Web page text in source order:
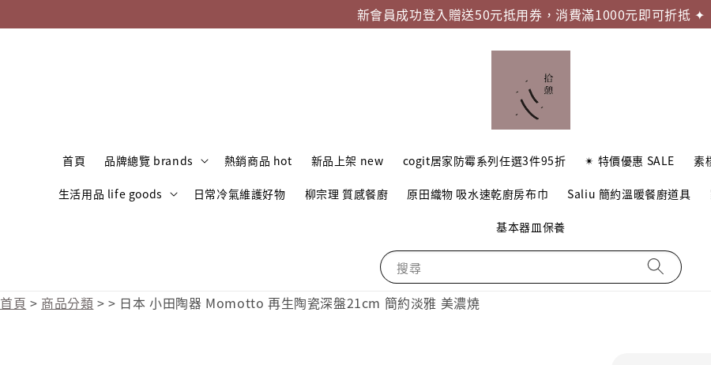
新會員成功登入贈送50元抵用券，消費滿1000元即可折抵 ✦
搜尋
首頁 品牌總覽 brands 熱銷商品 hot 新品上架 new cogit居家防霉系列任選3件95折 ✴︎ 特價優惠 SALE 素
生活用品 life goods 日常冷氣維護好物 柳宗理 質感餐廚 原田織物 吸水速乾廚房布巾 Saliu 簡約溫暖餐廚道具
基本器皿保養
首頁 > 商品分類 >> 日本 小田陶器 Momotto 再生陶瓷深盤21cm 簡約淡雅 美濃燒